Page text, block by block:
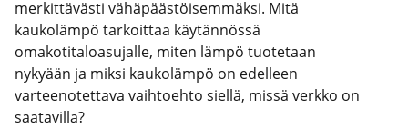
merkittävästi vähäpäästöisemmäksi. Mitä
kaukolämpö tarkoittaa käytännössä
omakotitaloasujalle, miten lämpö tuotetaan
nykyään ja miksi kaukolämpö on edelleen
varteenotettava vaihtoehto siellä, missä verkko on
saatavilla?